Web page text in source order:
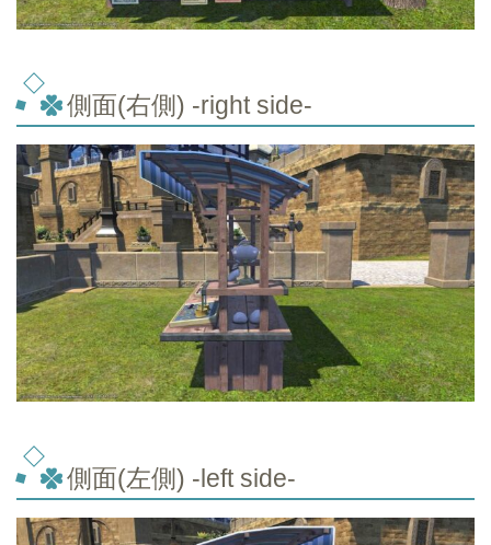
側面(右側) -right side-
側面(左側) -left side-